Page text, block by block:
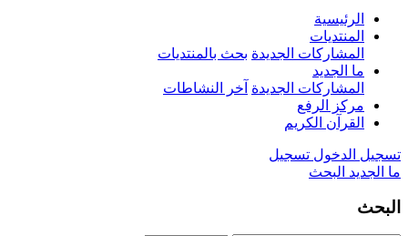
الرئيسية
المنتديات
المشاركات الجديدة بحث بالمنتديات
ما الجديد
المشاركات الجديدة آخر النشاطات
مركز الرفع
القرآن الكريم
تسجيل الدخول تسجيل
ما الجديد البحث
البحث